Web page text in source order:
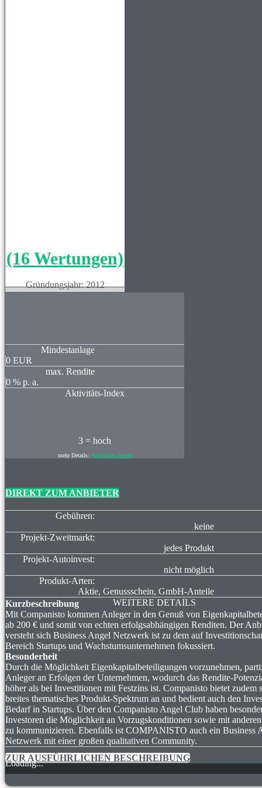
(16 Wertungen)
Gründungsjahr: 2012
Mindestanlage
0 EUR
max. Rendite
0 % p. a.
Aktivitäts-Index
3 = hoch
mehr Details: Aktivitäts-Index
DIREKT ZUM ANBIETER
Gebühren:
keine
Projekt-Zweitmarkt:
jedes Produkt
Projekt-Autoinvest:
nicht möglich
Produkt-Arten:
Aktie, Genussschein, GmbH-Anteile
WEITERE DETAILS
Kurzbeschreibung
Mit Companisto kommen Anleger in den Genuß von
ab 200 € und somit von echten erfolgsabhängigen Renditen. Der
versteht sich Business Angel Netzwerk ist zu dem auf
Bereich Startups und Wachstumsunternehmen fokussiert.
Besonderheit
Durch die Möglichkeit Eigenkapitalbeteiligungen vorzunehmen,
Anleger an Erfolgen der Unternehmen, wodurch das Rendite-
höher als bei Investitionen mit Festzins ist. Companisto bietet zudem
breites thematisches Produkt-Spektrum an und bedient auch den
Bedarf in Startups. Über den Companisto Angel Club haben
Investoren die Möglichkeit an Vorzugskonditionen sowie mit
zu kommunizieren. Ebenfalls ist COMPANISTO auch ein Business
Netzwerk mit einer großen qualitativen Community.
ZUR AUSFÜHRLICHEN BESCHREIBUNG
Loading...